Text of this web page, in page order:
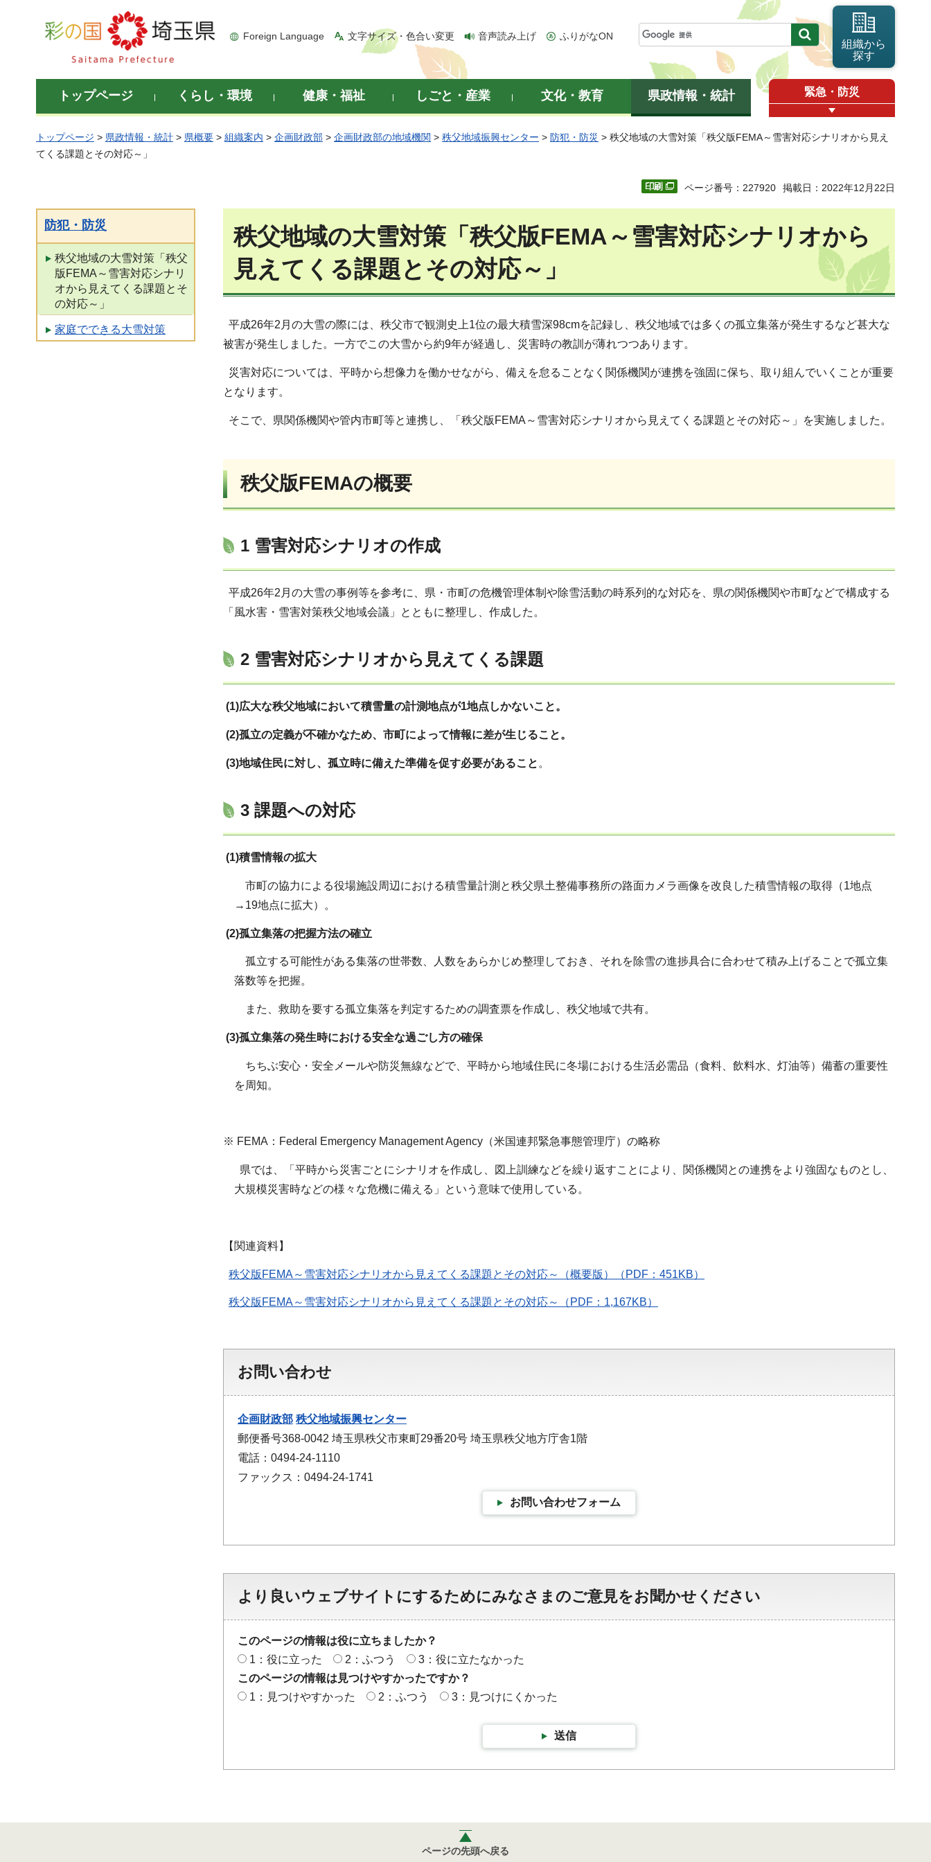
彩の国 埼玉県
Foreign Language 文字サイズ・色合い変更 音声読み上げ ふりがなON
組織から
探す
トップページ くらし・環境 健康・福祉 しごと・産業 文化・教育 県政情報・統計 緊急・防災
トップページ > 県政情報・統計 > 県概要 > 組織案内 > 企画財政部 > 企画財政部の地域機関 > 秩父地域振興センター > 防犯・防災 > 秩父地域の大雪対策「秩父版FEMA～雪害対応シナリオから見え
てくる課題とその対応～」
ページ番号：227920 掲載日：2022年12月22日
防犯・防災
秩父地域の大雪対策「秩父
版FEMA～雪害対応シナリ
オから見えてくる課題とそ
の対応～」
家庭でできる大雪対策
秩父地域の大雪対策「秩父版FEMA～雪害対応シナリオから
見えてくる課題とその対応～」
平成26年2月の大雪の際には、秩父市で観測史上1位の最大積雪深98cmを記録し、秩父地域では多くの孤立集落が発生するなど甚大な
被害が発生しました。一方でこの大雪から約9年が経過し、災害時の教訓が薄れつつあります。
災害対応については、平時から想像力を働かせながら、備えを怠ることなく関係機関が連携を強固に保ち、取り組んでいくことが重要
となります。
そこで、県関係機関や管内市町等と連携し、「秩父版FEMA～雪害対応シナリオから見えてくる課題とその対応～」を実施しました。
秩父版FEMAの概要
1 雪害対応シナリオの作成
平成26年2月の大雪の事例等を参考に、県・市町の危機管理体制や除雪活動の時系列的な対応を、県の関係機関や市町などで構成する
「風水害・雪害対策秩父地域会議」とともに整理し、作成した。
2 雪害対応シナリオから見えてくる課題
(1)広大な秩父地域において積雪量の計測地点が1地点しかないこと。
(2)孤立の定義が不確かなため、市町によって情報に差が生じること。
(3)地域住民に対し、孤立時に備えた準備を促す必要があること 。
3 課題への対応
(1)積雪情報の拡大
市町の協力による役場施設周辺における積雪量計測と秩父県土整備事務所の路面カメラ画像を改良した積雪情報の取得（1地点
→19地点に拡大）。
(2)孤立集落の把握方法の確立
孤立する可能性がある集落の世帯数、人数をあらかじめ整理しておき、それを除雪の進捗具合に合わせて積み上げることで孤立集
落数等を把握。
また、救助を要する孤立集落を判定するための調査票を作成し、秩父地域で共有。
(3)孤立集落の発生時における安全な過ごし方の確保
ちちぶ安心・安全メールや防災無線などで、平時から地域住民に冬場における生活必需品（食料、飲料水、灯油等）備蓄の重要性
を周知。
※ FEMA：Federal Emergency Management Agency（米国連邦緊急事態管理庁）の略称
県では、「平時から災害ごとにシナリオを作成し、図上訓練などを繰り返すことにより、関係機関との連携をより強固なものとし、
大規模災害時などの様々な危機に備える」という意味で使用している。
【関連資料】
秩父版FEMA～雪害対応シナリオから見えてくる課題とその対応～（概要版）（PDF：451KB）
秩父版FEMA～雪害対応シナリオから見えてくる課題とその対応～（PDF：1,167KB）
お問い合わせ
企画財政部 秩父地域振興センター
郵便番号368-0042 埼玉県秩父市東町29番20号 埼玉県秩父地方庁舎1階
電話：0494-24-1110
ファックス：0494-24-1741
お問い合わせフォーム
より良いウェブサイトにするためにみなさまのご意見をお聞かせください
このページの情報は役に立ちましたか？
1：役に立った
2：ふつう
3：役に立たなかった
このページの情報は見つけやすかったですか？
1：見つけやすかった
2：ふつう 3：見つけにくかった
送信
ページの先頭へ戻る